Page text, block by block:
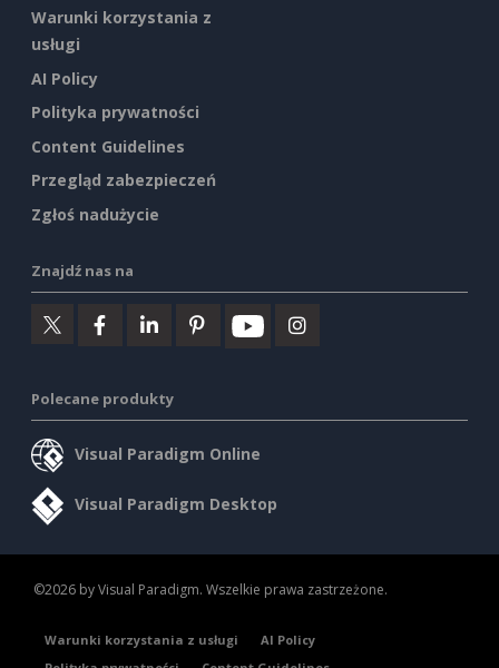
Warunki korzystania z
usługi
AI Policy
Polityka prywatności
Content Guidelines
Przegląd zabezpieczeń
Zgłoś nadużycie
Znajdź nas na
Polecane produkty
Visual Paradigm Online
Visual Paradigm Desktop
©2026 by Visual Paradigm. Wszelkie prawa zastrzeżone.
Warunki korzystania z usługi
AI Policy